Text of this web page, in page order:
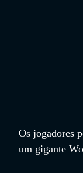
Os jogadores
um gigante